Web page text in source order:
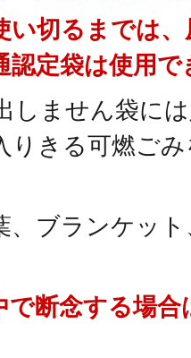
い切るまでは
認定袋は使用
しません袋に
りきる可燃ご
、ブランケッ
で断念する場